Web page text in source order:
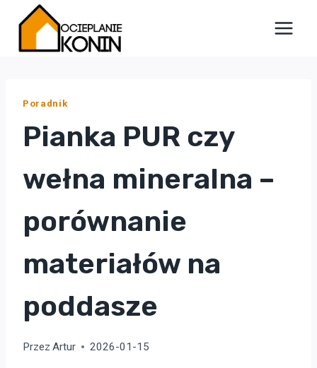
Przejdź
treści
Poradnik
Pianka PUR czy
wełna mineralna –
porównanie
materiałów na
poddasze
Przez Artur 2026-01-15